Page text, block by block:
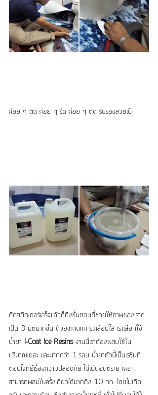
ค่อย ๆ ติด ค่อย ๆ รีด ค่อย ๆ ตัด รับรองสวยเป๊ะ !
ติดสติกเกอร์เสร็จแล้วก็ถึงขั้นตอนที่ช่วยให้ภาพของเราดู
เป็น 3 มิติมากขึ้น ด้วยเทคนิคการเคลือบใส เราเลือกใช้
น้ำยา I-Coat Ice Resins งานนี้เราต้องผสมใช้ใน
ปริมาณเยอะ และมากกว่า 1 รอบ น้ำยาตัวนี้เป็นเรซิ่นที่
ตอบโจทย์เรื่องความปลอดภัย ไม่เป็นอันตราย เพราะ
สามารถผสมในครั้งเดียวได้มากถึง 10 กก. โดยไม่เกิด